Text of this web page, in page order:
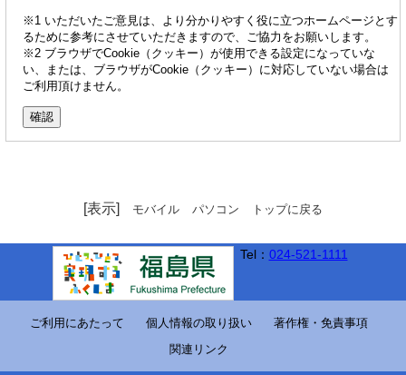
※1 いただいたご意見は、より分かりやすく役に立つホームページとす
るために参考にさせていただきますので、ご協力をお願いします。
※2 ブラウザでCookie（クッキー）が使用できる設定になっていな
い、または、ブラウザがCookie（クッキー）に対応していない場合は
ご利用頂けません。
[表示] モバイル パソコン トップに戻る
Tel： 024-521-1111
ご利用にあたって 個人情報の取り扱い
著作権・免責事項
関連リンク